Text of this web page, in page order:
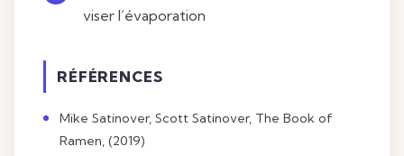
viser l’évaporation
RÉFÉRENCES
Mike Satinover, Scott Satinover, The Book of
Ramen, (2019)